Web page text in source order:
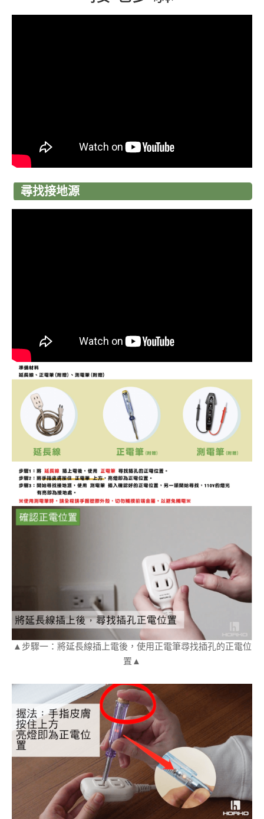
尋找接地源
▲步驟一：將延長線插上電後，使用正電筆尋找插孔的正電位
置▲